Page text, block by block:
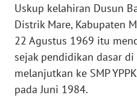
Uskup kelahiran Dusun
Distrik Mare, Kabupaten
22 Agustus 1969 itu
sejak pendidikan dasar di
melanjutkan ke SMP
pada Juni 1984.
WN
KEPRI
WN
PAPUA